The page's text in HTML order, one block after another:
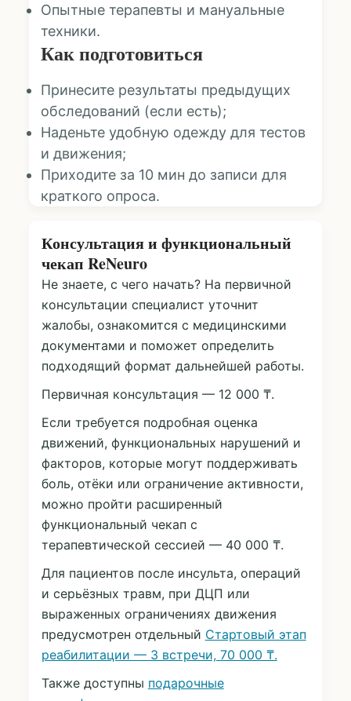
Опытные терапевты и мануальные
техники.
Как подготовиться
Принесите результаты предыдущих
обследований (если есть);
Наденьте удобную одежду для тестов
и движения;
Приходите за 10 мин до записи для
краткого опроса.
Консультация и функциональный
чекап ReNeuro
Не знаете, с чего начать? На первичной
консультации специалист уточнит
жалобы, ознакомится с медицинскими
документами и поможет определить
подходящий формат дальнейшей работы.
Первичная консультация — 12 000 ₸.
Если требуется подробная оценка
движений, функциональных нарушений и
факторов, которые могут поддерживать
боль, отёки или ограничение активности,
можно пройти расширенный
функциональный чекап с
терапевтической сессией — 40 000 ₸.
Для пациентов после инсульта, операций
и серьёзных травм, при ДЦП или
выраженных ограничениях движения
предусмотрен отдельный Стартовый этап
реабилитации — 3 встречи, 70 000 ₸.
Также доступны подарочные